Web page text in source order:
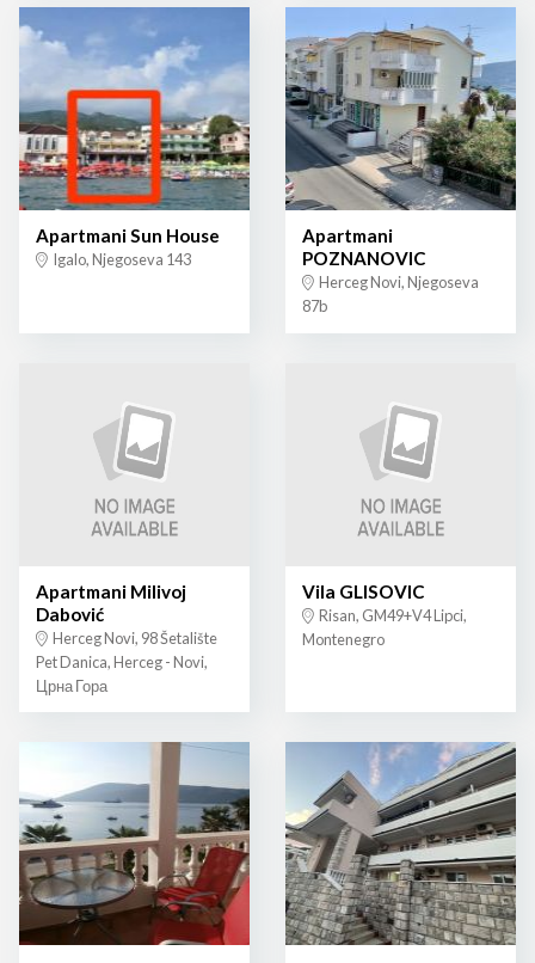
Apartmani Sun House
Igalo, Njegoseva 143
Apartmani
POZNANOVIC
Herceg Novi, Njegoseva
87b
Apartmani Milivoj
Dabović
Herceg Novi, 98 Šetalište
Pet Danica, Herceg - Novi,
Црна Гора
Vila GLISOVIC
Risan, GM49+V4 Lipci,
Montenegro